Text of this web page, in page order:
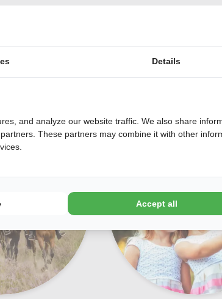
Naast de 'gewone' animatieprogramma's,
Of neem eens een duikles in het
het toneel mogen verschijnen ook! Trotse
Campings
Details
and analyze our website traffic. We also share
These partners may combine it with other
Accept all